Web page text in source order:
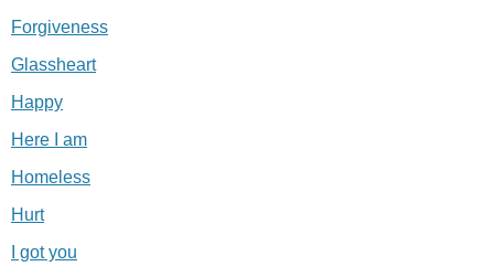
Forgiveness
Glassheart
Happy
Here I am
Homeless
Hurt
I got you